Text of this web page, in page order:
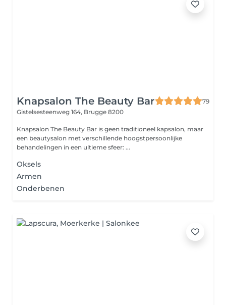
Knapsalon The Beauty Bar
79
Gistelsesteenweg 164, Brugge 8200
Knapsalon The Beauty Bar is geen traditioneel kapsalon, maar
een beautysalon met verschillende hoogstpersoonlijke
behandelingen in een ultieme sfeer: ...
Oksels
Armen
Onderbenen